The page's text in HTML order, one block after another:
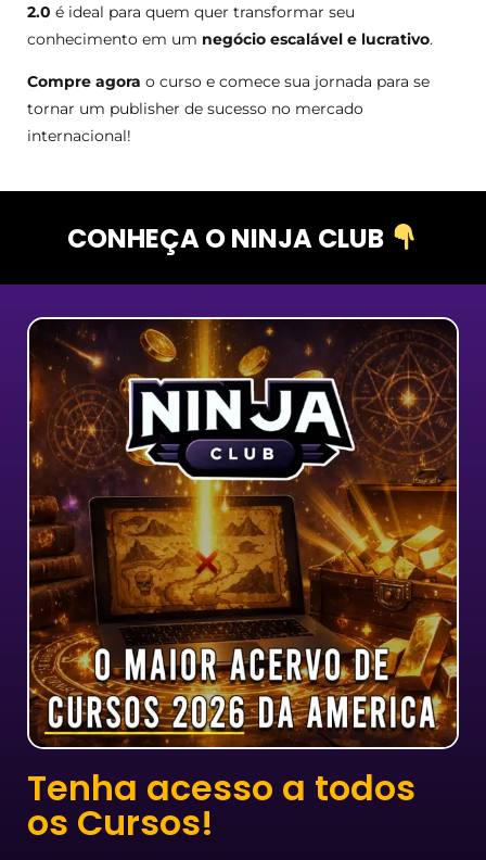
2.0 é ideal para quem quer transformar seu
conhecimento em um negócio escalável e lucrativo.
Compre agora o curso e comece sua jornada para se
tornar um publisher de sucesso no mercado
internacional!
CONHEÇA O NINJA CLUB
Tenha acesso a todos
os Cursos!